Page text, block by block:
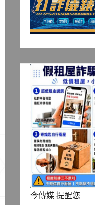
今傳媒 提醒您